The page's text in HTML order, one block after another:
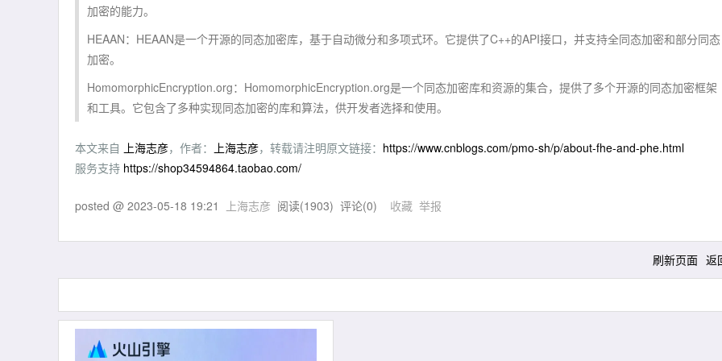
加密的能力。
HEAAN：HEAAN是一个开源的同态加密库，基于自动微分和多项式环。它提供了C++的API接口，并支持全同态加密和部分同态
加密。
HomomorphicEncryption.org：HomomorphicEncryption.org是一个同态加密库和资源的集合，提供了多个开源的同态加密框架
和工具。它包含了多种实现同态加密的库和算法，供开发者选择和使用。
本文来自 上海志彦，作者： 上海志彦，转载请注明原文链接： https://www.cnblogs.com/pmo-sh/p/about-fhe-and-phe.html
服务支持 https://shop34594864.taobao.com/
posted @ 2023-05-18 19:21 上海志彦 阅读(1903) 评论(0) 收藏 举报
刷新页面 返